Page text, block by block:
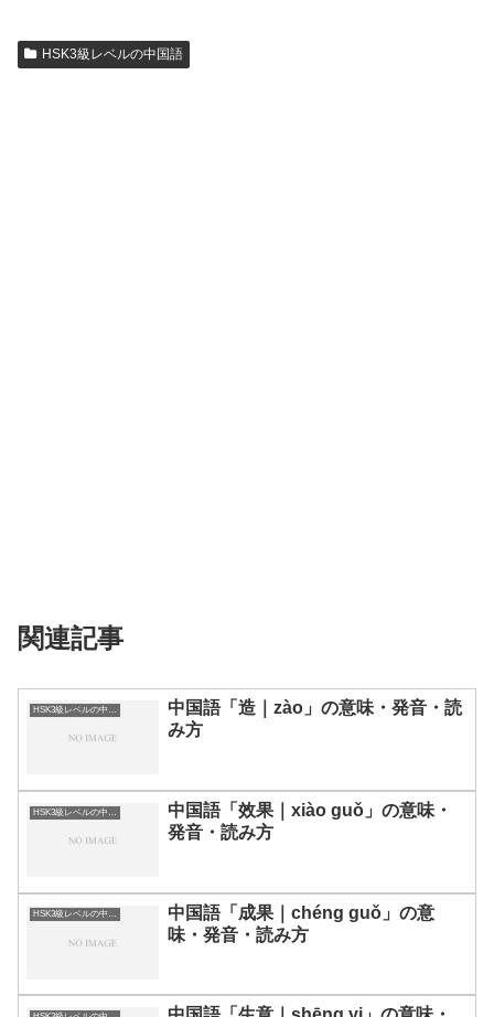
HSK3級レベルの中国語
関連記事
中国語「造｜zào」の意味・発音・読
み方
中国語「效果｜xiào guǒ」の意味・
発音・読み方
HSK3級レベルの中国語
中国語「成果｜chéng guǒ」の意
味・発音・読み方